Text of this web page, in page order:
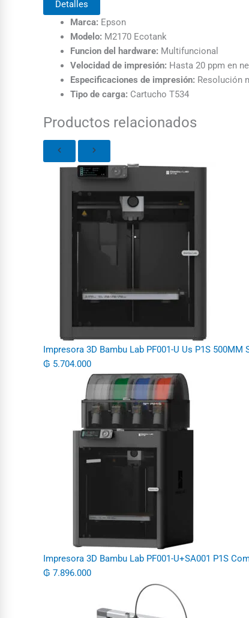
Detalles
Marca: Epson
Modelo: M2170 Ecotank
Funcion del hardware: Multifuncional
Velocidad de impresión: Hasta 20 ppm en
Especificaciones de impresión: Resolución
Tipo de carga: Cartucho T534
Productos relacionados
Impresora 3D Bambu Lab PF001-U Us P1S 500MM
₲ 5.704.000
Impresora 3D Bambu Lab PF001-U+SA001 P1S
₲ 7.896.000